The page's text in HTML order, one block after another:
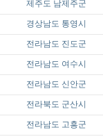
제주도 남제주군
경상남도 통영시
전라남도 진도군
전라남도 여수시
전라남도 신안군
전라북도 군산시
전라남도 고흥군